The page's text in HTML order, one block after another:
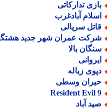
تدارکاتی
آبادغرب
سریالی
عمران شهر جدید هشتگرد
بالا
زباله
وسطی
Resident Evil
آباد